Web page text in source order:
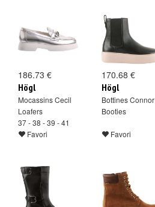
186.73 €
Högl
Mocassins Cecil
Loafers
37 - 38 - 39 - 41
Favori
170.68 €
Högl
Bottines Connor
Booties
Favori